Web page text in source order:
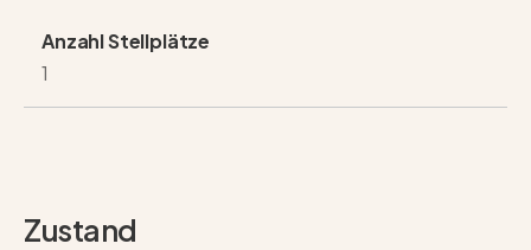
Anzahl Stellplätze
1
Zustand